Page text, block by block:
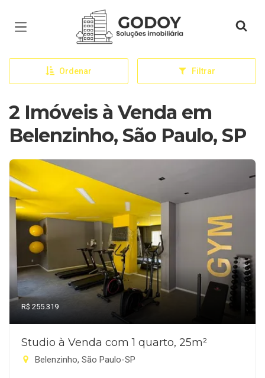
Página inicial
Ordenar Filtrar
2 Imóveis à Venda em
Belenzinho, São Paulo, SP
R$ 255.319
Studio à Venda com 1 quarto, 25m²
Belenzinho, São Paulo-SP